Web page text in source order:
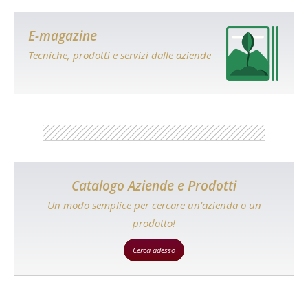
E-magazine
Tecniche, prodotti e servizi dalle aziende
Catalogo Aziende e Prodotti
Un modo semplice per cercare un'azienda o un
prodotto!
Cerca adesso